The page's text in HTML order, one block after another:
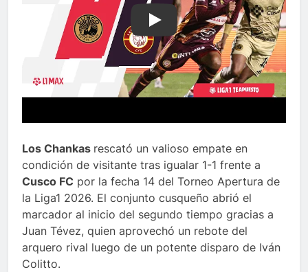
Play
Los Chankas rescató un valioso empate en
condición de visitante tras igualar 1-1 frente a
Cusco FC por la fecha 14 del Torneo Apertura de
la Liga1 2026. El conjunto cusqueño abrió el
marcador al inicio del segundo tiempo gracias a
Juan Tévez, quien aprovechó un rebote del
arquero rival luego de un potente disparo de Iván
Colitto.